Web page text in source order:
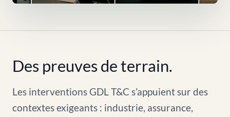
Des preuves de terrain.
Les interventions GDL T&C s’appuient sur des
contextes exigeants : industrie, assurance,